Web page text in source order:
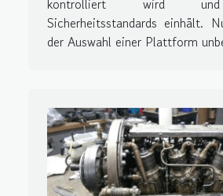
kontrolliert wird und
Sicherheitsstandards einhält.
der Auswahl einer Plattform